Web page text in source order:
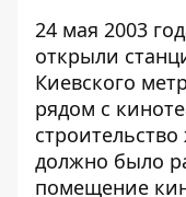
24 мая 2003
открыли
Киевского
рядом с
должно было
помещение